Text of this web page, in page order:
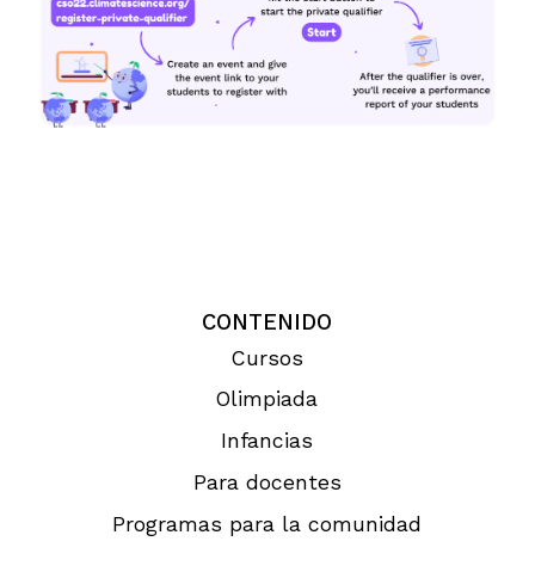
CONTENIDO
Cursos
Olimpiada
Infancias
Para docentes
Programas para la comunidad